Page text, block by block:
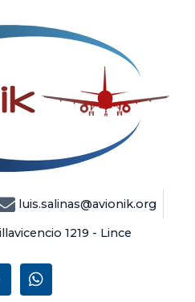
luis.salinas@avionik.org
1219 - Lince